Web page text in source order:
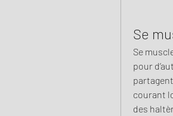
Se
Se
pour
courant
des